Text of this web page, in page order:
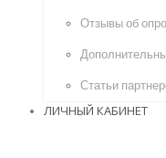
Отзывы об
Статьи
ЛИЧНЫЙ КАБИНЕТ